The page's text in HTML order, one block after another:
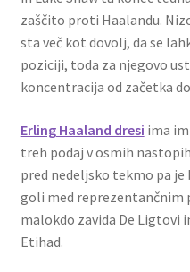
zaščito proti Haalandu.
sta več kot dovolj, da se
poziciji, toda za njegovo
koncentracija od začetka
Erling Haaland dresi ima
treh podaj v osmih
pred nedeljsko tekmo pa
goli med reprezentančnim
malokdo zavida De Ligtovi
Etihad.